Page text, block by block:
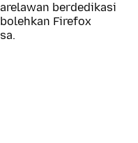
berdedikasi
Firefox